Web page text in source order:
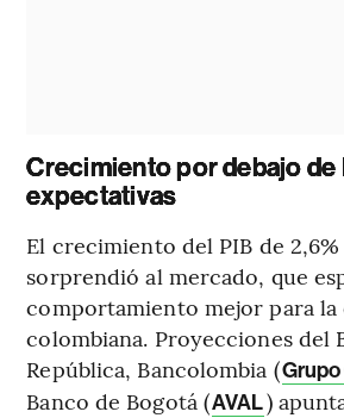
Crecimiento por debajo de
expectativas
El crecimiento del PIB de
sorprendió al mercado, que
comportamiento mejor para la
colombiana. Proyecciones del
República, Bancolombia (
Banco de Bogotá (AVAL)